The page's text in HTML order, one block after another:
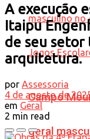
Campo
geral
A execução
Itaipu
de seu setor
arquitetura.
por Assessoria
4 de agosto de
em Geral
2 min read